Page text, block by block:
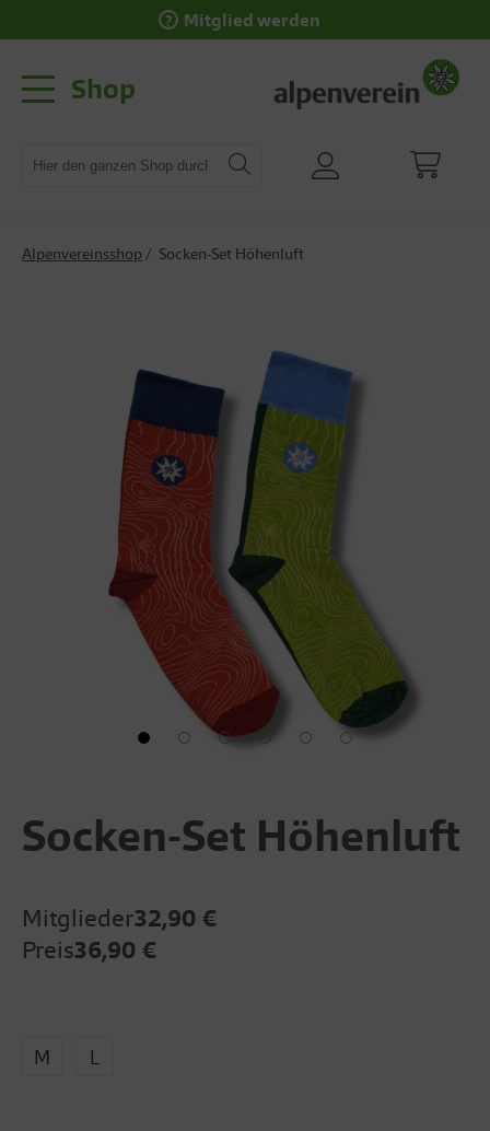
Mitglied werden
Shop
Alpenvereinsshop Socken-Set Höhenluft
Socken-Set Höhenluft
Mitglieder32,90 €
Preis36,90 €
M L